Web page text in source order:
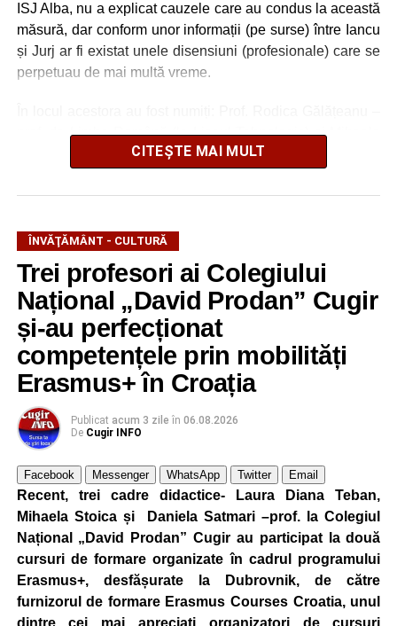
ISJ Alba, nu a explicat cauzele care au condus la această
măsură, dar conform unor informații (pe surse) între Iancu
și Jurj ar fi existat unele disensiuni (profesionale) care se
perpetuau de mai multă vreme.
prof. de Limba Română (la Liceul Tehnologic) și Mihaela
Stoica – prof. de Biologie la (Școala „Iosif Pervain”)
Într-o postare pe pagina sa de facebook, prof. Ionuț Iancu
consemnează:
Niciodată nu voi putea să răsplătesc prin cuvinte
încrederea celor care au muncit cu mine în echipă, în
acești ani! Îmi voi încheia mandatul de director după
aproape un deceniu la acest liceu și trebuie să mulțumesc
pentru tot: colegilor ce m-au înțeles și i-am simțit aproape,
partenerilor din oraș că nu m-au refuzat când am vrut să
facem activități comune, agenților economici că m-au
CITEȘTE MAI MULT
ÎNVĂŢĂMÂNT - CULTURĂ
Trei profesori ai Colegiului
Național „David Prodan” Cugir
și-au perfecționat
competențele prin mobilități
Erasmus+ în Croația
Publicat acum 3 zile în 06.08.2026
De Cugir INFO
Facebook Messenger WhatsApp Twitter Email
Recent, trei cadre didactice- Laura Diana Teban,
Mihaela Stoica și Daniela Satmari –prof. la Colegiul
Național „David Prodan” Cugir au participat la două
cursuri de formare organizate în cadrul programului
Erasmus+, desfășurate la Dubrovnik, de către
furnizorul de formare Erasmus Courses Croatia, unul
dintre cei mai apreciați organizatori de cursuri